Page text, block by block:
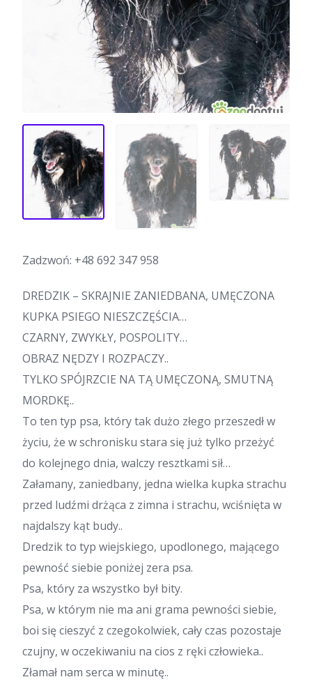
Zadzwoń: +48 692 347 958
DREDZIK – SKRAJNIE ZANIEDBANA, UMĘCZONA
KUPKA PSIEGO NIESZCZĘŚCIA…
CZARNY, ZWYKŁY, POSPOLITY…
OBRAZ NĘDZY I ROZPACZY..
TYLKO SPÓJRZCIE NA TĄ UMĘCZONĄ, SMUTNĄ
MORDKĘ..
To ten typ psa, który tak dużo złego przeszedł w
życiu, że w schronisku stara się już tylko przeżyć
do kolejnego dnia, walczy resztkami sił…
Załamany, zaniedbany, jedna wielka kupka strachu
przed ludźmi drżąca z zimna i strachu, wciśnięta w
najdalszy kąt budy..
Dredzik to typ wiejskiego, upodlonego, mającego
pewność siebie poniżej zera psa.
Psa, który za wszystko był bity.
Psa, w którym nie ma ani grama pewności siebie,
boi się cieszyć z czegokolwiek, cały czas pozostaje
czujny, w oczekiwaniu na cios z ręki człowieka..
Złamał nam serca w minutę..